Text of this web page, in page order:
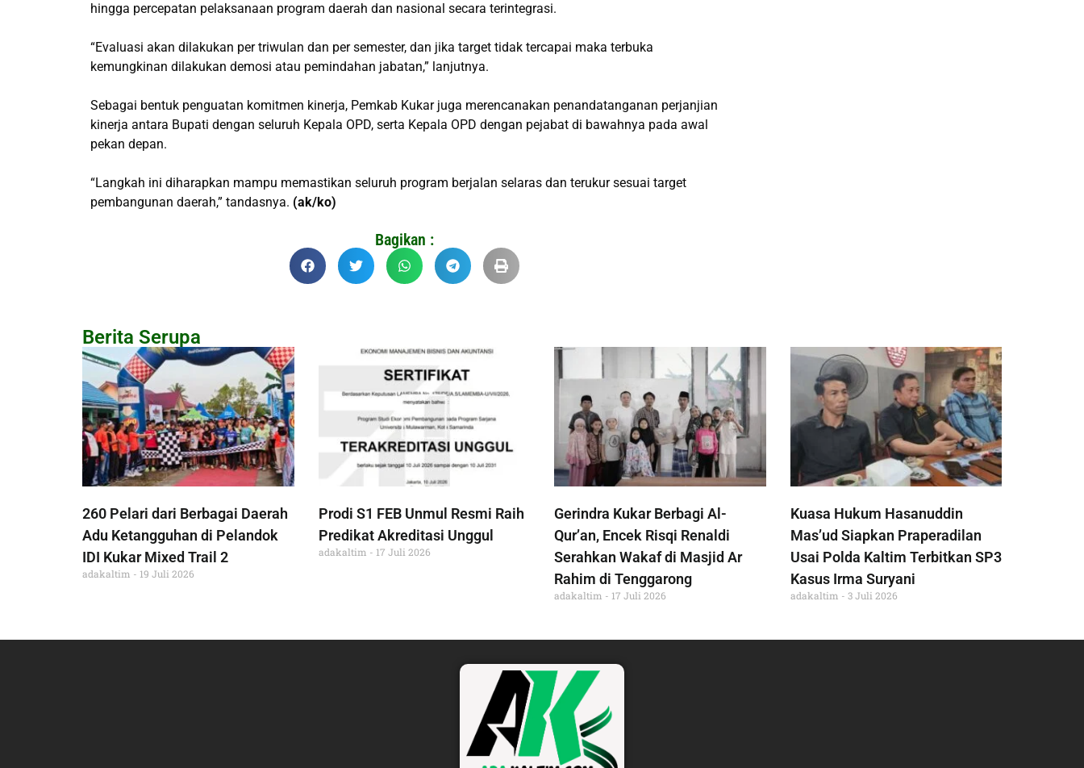
hingga percepatan pelaksanaan program daerah dan nasional secara terintegrasi.
“Evaluasi akan dilakukan per triwulan dan per semester, dan jika target tidak tercapai maka terbuka
kemungkinan dilakukan demosi atau pemindahan jabatan,” lanjutnya.
Sebagai bentuk penguatan komitmen kinerja, Pemkab Kukar juga merencanakan penandatanganan perjanjian
kinerja antara Bupati dengan seluruh Kepala OPD, serta Kepala OPD dengan pejabat di bawahnya pada awal
pekan depan.
“Langkah ini diharapkan mampu memastikan seluruh program berjalan selaras dan terukur sesuai target
pembangunan daerah,” tandasnya. (ak/ko)
Bagikan :
Berita Serupa
260 Pelari dari Berbagai Daerah
Adu Ketangguhan di Pelandok
IDI Kukar Mixed Trail 2
adakaltim 19 Juli 2026
Prodi S1 FEB Unmul Resmi Raih
Predikat Akreditasi Unggul
adakaltim 17 Juli 2026
Gerindra Kukar Berbagi Al-
Qur’an, Encek Risqi Renaldi
Serahkan Wakaf di Masjid Ar
Rahim di Tenggarong
adakaltim 17 Juli 2026
Kuasa Hukum Hasanuddin
Mas’ud Siapkan Praperadilan
Usai Polda Kaltim Terbitkan SP3
Kasus Irma Suryani
adakaltim 3 Juli 2026